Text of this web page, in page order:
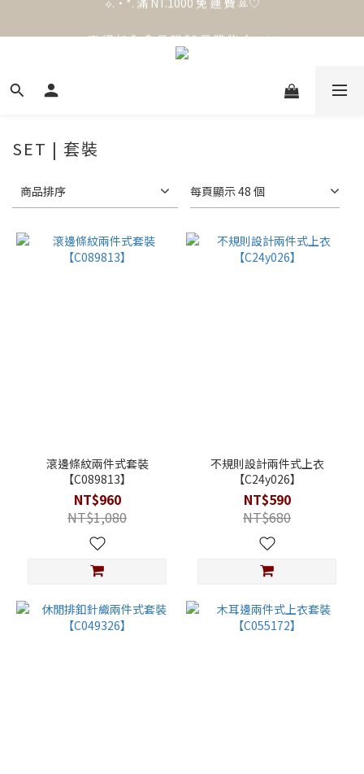
SET | 套裝
商品排序 每頁顯示 48 個
滾邊條紋兩件式套裝
【C089813】
NT$960
NT$1,080
不規則設計兩件式上衣
【C24y026】
NT$590
NT$680